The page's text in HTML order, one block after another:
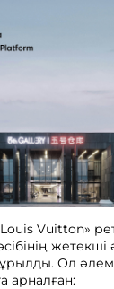
Vuitton»
Ол
арналған: